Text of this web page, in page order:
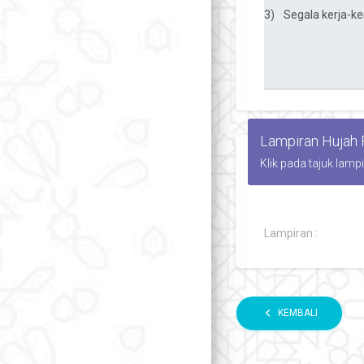
Lampiran Hujah
Klik pada tajuk
Lampiran :
chevron_left KEMBALI